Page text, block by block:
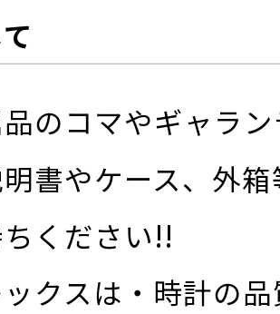
のコマやギャラ
書やケース、外
ください!!
クスは・時計の